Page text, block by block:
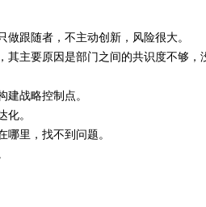
跟随者，不主动创新，风险很大。
其主要原因是部门之间的共识度不够，
建战略控制点。
化。
里，找不到问题。